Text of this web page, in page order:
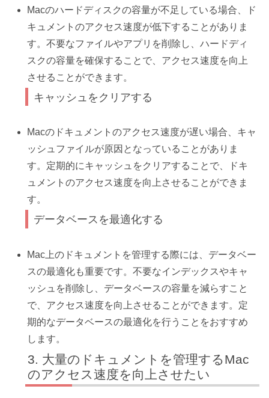
Macのハードディスクの容量が不足している場合、ド
キュメントのアクセス速度が低下することがありま
す。不要なファイルやアプリを削除し、ハードディ
スクの容量を確保することで、アクセス速度を向上
させることができます。
キャッシュをクリアする
Macのドキュメントのアクセス速度が遅い場合、キャ
ッシュファイルが原因となっていることがありま
す。定期的にキャッシュをクリアすることで、ドキ
ュメントのアクセス速度を向上させることができま
す。
データベースを最適化する
Mac上のドキュメントを管理する際には、データベー
スの最適化も重要です。不要なインデックスやキャ
ッシュを削除し、データベースの容量を減らすこと
で、アクセス速度を向上させることができます。定
期的なデータベースの最適化を行うことをおすすめ
します。
大量のドキュメントを管理するMac
のアクセス速度を向上させたい